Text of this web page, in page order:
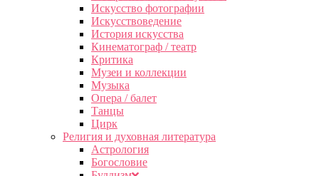
Искусство фотографии
Искусствоведение
История искусства
Кинематограф / театр
Критика
Музеи и коллекции
Музыка
Опера / балет
Танцы
Цирк
Религия и духовная литература
Астрология
Богословие